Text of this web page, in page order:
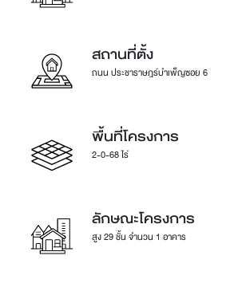
สถานที่ตั้ง
ถนน ประชาราษฎร์บำเพ็ญซอย 6
พื้นที่โครงการ
2-0-68 ไร่
ลักษณะโครงการ
สูง 29 ชั้น จำนวน 1 อาคาร